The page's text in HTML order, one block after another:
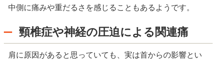
中側に痛みや重だるさを感じることもあるようです。
頸椎症や神経の圧迫による関連痛
肩に原因があると思っていても、実は首からの影響とい